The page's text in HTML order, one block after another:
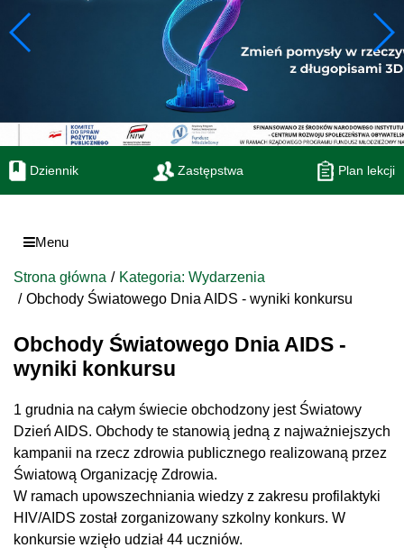
Dziennik Zastępstwa Plan lekcji
Menu
Strona główna
Kategoria: Wydarzenia
Obchody Światowego Dnia AIDS - wyniki konkursu
Obchody Światowego Dnia AIDS -
wyniki konkursu
1 grudnia na całym świecie obchodzony jest Światowy
Dzień AIDS. Obchody te stanowią jedną z najważniejszych
kampanii na rzecz zdrowia publicznego realizowaną przez
Światową Organizację Zdrowia.
W ramach upowszechniania wiedzy z zakresu profilaktyki
HIV/AIDS został zorganizowany szkolny konkurs. W
konkursie wzięło udział 44 uczniów.